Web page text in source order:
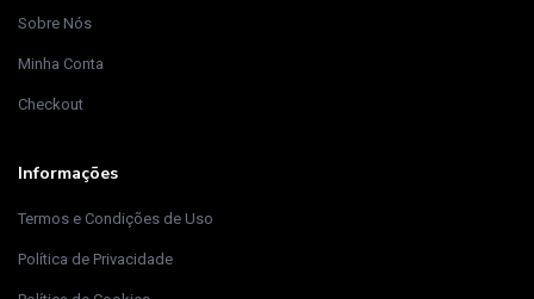
Sobre Nós
Minha Conta
Checkout
Informações
Termos e Condições de Uso
Política de Privacidade